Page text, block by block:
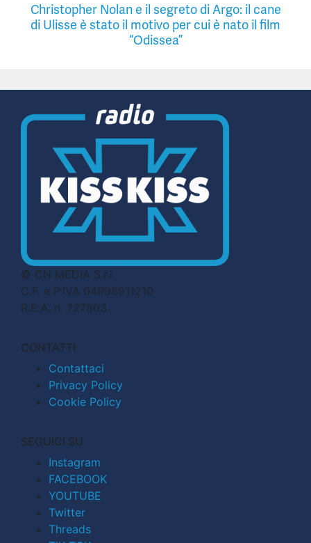
Christopher Nolan e il segreto di Argo: il cane
di Ulisse è stato il motivo per cui è nato il film
“Odissea”
© CN MEDIA S.r.l.
C.F. e P.IVA 04998911210
R.E.A. n. 727803
CONTATTI
Contattaci
Privacy Policy
Cookie Policy
SEGUICI SU
Instagram
FACEBOOK
YOUTUBE
Twitter
Threads